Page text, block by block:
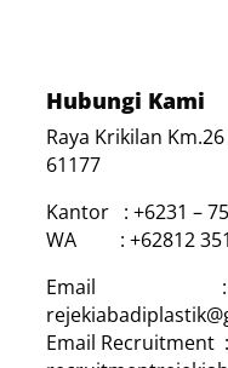
Hubungi Kami
Raya Krikilan
61177
Kantor : +6231 –
WA : +62812
Email :
Email Recruitment :